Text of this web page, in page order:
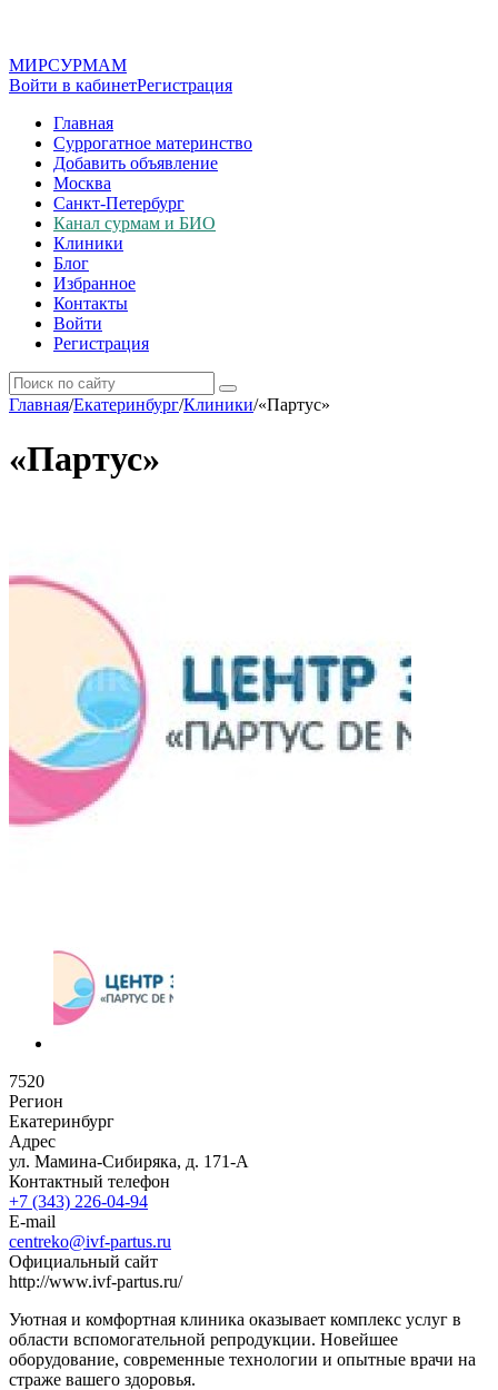
МИРСУРМАМ
Войти в кабинетРегистрация
Главная
Суррогатное материнство
Добавить объявление
Москва
Санкт-Петербург
Канал сурмам и БИО
Клиники
Блог
Избранное
Контакты
Войти
Регистрация
Главная/Екатеринбург/Клиники/«Партус»
«Партус»
7520
Регион
Екатеринбург
Адрес
ул. Мамина-Сибиряка, д. 171-А
Контактный телефон
+7 (343) 226-04-94
E-mail
centreko@ivf-partus.ru
Официальный сайт
http://www.ivf-partus.ru/
Уютная и комфортная клиника оказывает комплекс услуг в
области вспомогательной репродукции. Новейшее
оборудование, современные технологии и опытные врачи на
страже вашего здоровья.